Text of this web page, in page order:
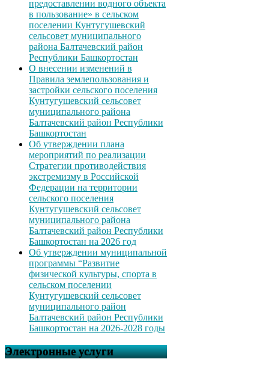
предоставлении водного объекта
в пользование» в сельском
поселении Кунтугушевский
сельсовет муниципального
района Балтачевский район
Республики Башкортостан
О внесении изменений в
Правила землепользования и
застройки сельского поселения
Кунтугушевский сельсовет
муниципального района
Балтачевский район Республики
Башкортостан
Об утверждении плана
мероприятий по реализации
Стратегии противодействия
экстремизму в Российской
Федерации на территории
сельского поселения
Кунтугушевский сельсовет
муниципального района
Балтачевский район Республики
Башкортостан на 2026 год
Об утверждении муниципальной
программы “Развитие
физической культуры, спорта в
сельском поселении
Кунтугушевский сельсовет
муниципального район
Балтачевский район Республики
Башкортостан на 2026-2028 годы
Электронные услуги